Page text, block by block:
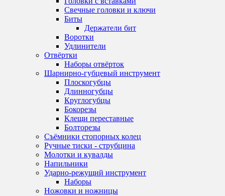
Свечные головки и ключи
Биты
Держатели бит
Воротки
Удлинители
Отвёртки
Наборы отвёрток
Шарнирно-губцевый инструмент
Плоскогубцы
Длинногубцы
Круглогубцы
Бокорезы
Клещи переставные
Болторезы
Съёмники стопорных колец
Ручные тиски - струбцина
Молотки и кувалды
Напильники
Ударно-режущий инструмент
Наборы
Ножовки и ножницы